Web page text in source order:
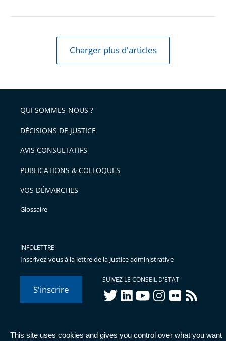
This site uses cookies and gives you control over what you want
Charger plus d'articles
QUI SOMMES-NOUS ?
DÉCISIONS DE JUSTICE
AVIS CONSULTATIFS
PUBLICATIONS & COLLOQUES
VOS DÉMARCHES
Glossaire
INFOLETTRE
Inscrivez-vous à la lettre de la Justice administrative
S'inscrire
SUIVEZ LE CONSEIL D'ETAT
twitterlinkedInyoutubeinstagram
flickr rss